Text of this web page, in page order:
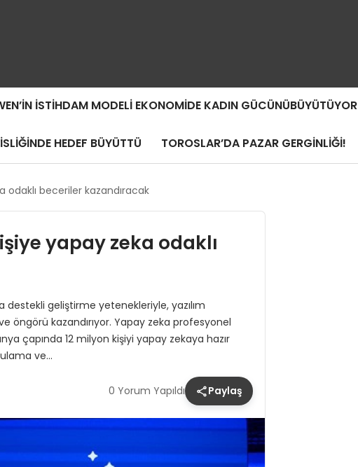
İSTIHDAM MODELI EKONOMIDE KADIN GÜCÜNÜBÜYÜTÜYOR
HEDEF BÜYÜTTÜ TOROSLAR’DA PAZAR GERGİNLİĞİ!
odaklı beceriler kazandıracak
yapay zeka odaklı
destekli geliştirme yetenekleriyle, yazılım
öngörü kazandırıyor. Yapay zeka profesyonel
çapında 12 milyon kişiyi yapay zekaya hazır
ve…
0 Yorum Yapıldı Paylaş